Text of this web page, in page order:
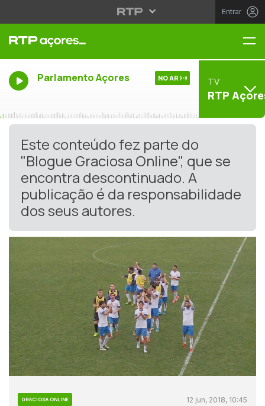
Entrar
Parlamento Açores NO AR TV
RTP
Este conteúdo fez parte do
"Blogue Graciosa Online", que se
encontra descontinuado. A
publicação é da responsabilidade
dos seus autores.
GRACIOSA ONLINE 12 jun, 2018, 10:45